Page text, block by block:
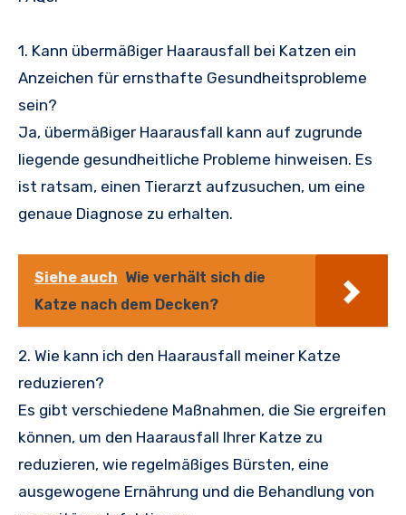
1. Kann übermäßiger Haarausfall bei Katzen ein
Anzeichen für ernsthafte Gesundheitsprobleme
sein?
Ja, übermäßiger Haarausfall kann auf zugrunde
liegende gesundheitliche Probleme hinweisen. Es
ist ratsam, einen Tierarzt aufzusuchen, um eine
genaue Diagnose zu erhalten.
Siehe auch Wie verhält sich die
Katze nach dem Decken?
2. Wie kann ich den Haarausfall meiner Katze
reduzieren?
Es gibt verschiedene Maßnahmen, die Sie ergreifen
können, um den Haarausfall Ihrer Katze zu
reduzieren, wie regelmäßiges Bürsten, eine
ausgewogene Ernährung und die Behandlung von